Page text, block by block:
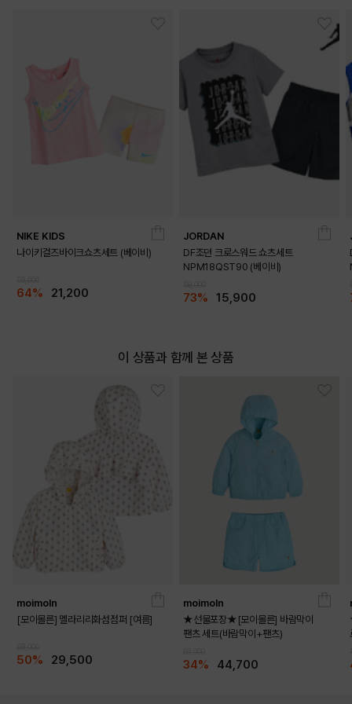
NIKE KIDS
나이키걸즈바이크쇼츠세트 (베이비)
64% 21,200
JORDAN
DF조던 크로스워드 쇼츠세트
NPM18QST90 (베이비)
73% 15,900
이 상품과 함께 본 상품
moimoln
[모이몰른] 멜라리리화섬점퍼 [여름]
50% 29,500
moimoln
★선물포장★[모이몰른] 바람막이
팬츠 세트(바람막이+팬츠)
34% 44,700